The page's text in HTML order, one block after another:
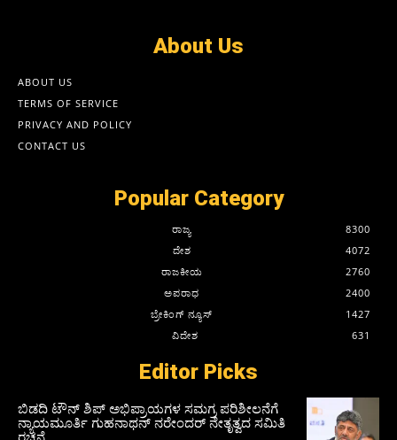
About Us
ABOUT US
TERMS OF SERVICE
PRIVACY AND POLICY
CONTACT US
Popular Category
ರಾಜ್ಯ
8300
ದೇಶ
4072
ರಾಜಕೀಯ
2760
ಅಪರಾಧ
2400
ಬ್ರೇಕಿಂಗ್ ನ್ಯೂಸ್
1427
ವಿದೇಶ
631
Editor Picks
ಬಿಡದಿ ಟೌನ್ ಶಿಪ್ ಅಭಿಪ್ರಾಯಗಳ ಸಮಗ್ರ ಪರಿಶೀಲನೆಗೆ
ನ್ಯಾಯಮೂರ್ತಿ ಗುಹನಾಥನ್ ನರೇಂದರ್ ನೇತೃತ್ವದ ಸಮಿತಿ